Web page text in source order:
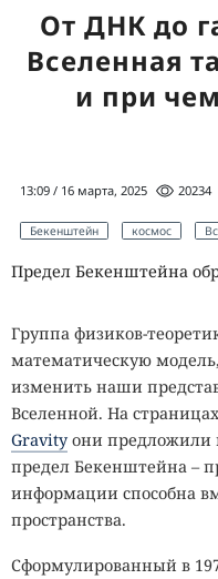
От ДНК до
Вселенная
и при
13:09 / 16 марта, 2025 20234
Бекенштейн космос
Предел Бекенштейна
Группа физиков-
математическую
изменить наши
Вселенной. На
Gravity они предложили
предел Бекенштейна –
информации способна
пространства.
Сформулированный в